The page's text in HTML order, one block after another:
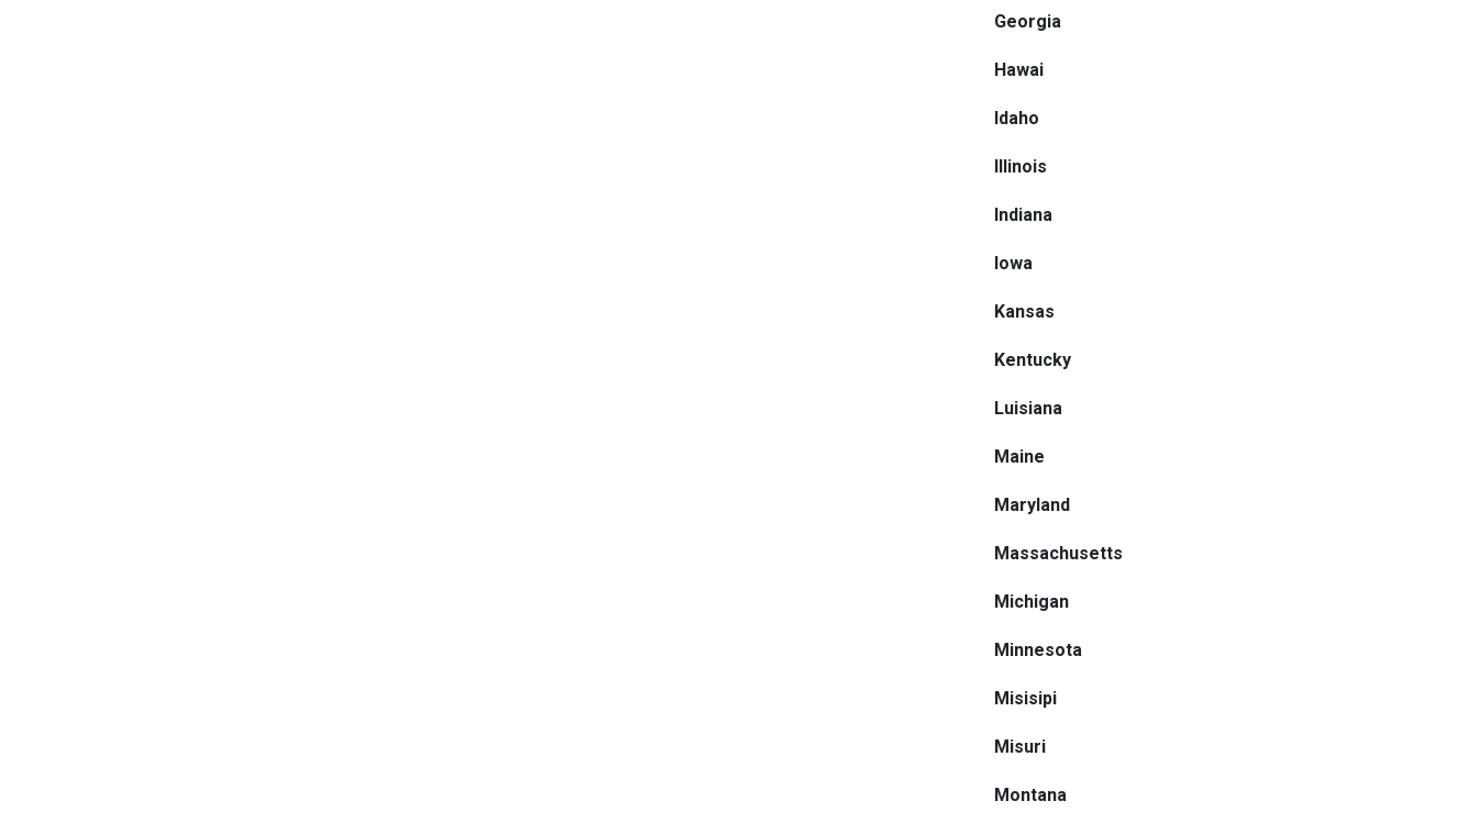
Georgia
Hawai
Idaho
Illinois
Indiana
Iowa
Kansas
Kentucky
Luisiana
Maine
Maryland
Massachusetts
Michigan
Minnesota
Misisipi
Misuri
Montana